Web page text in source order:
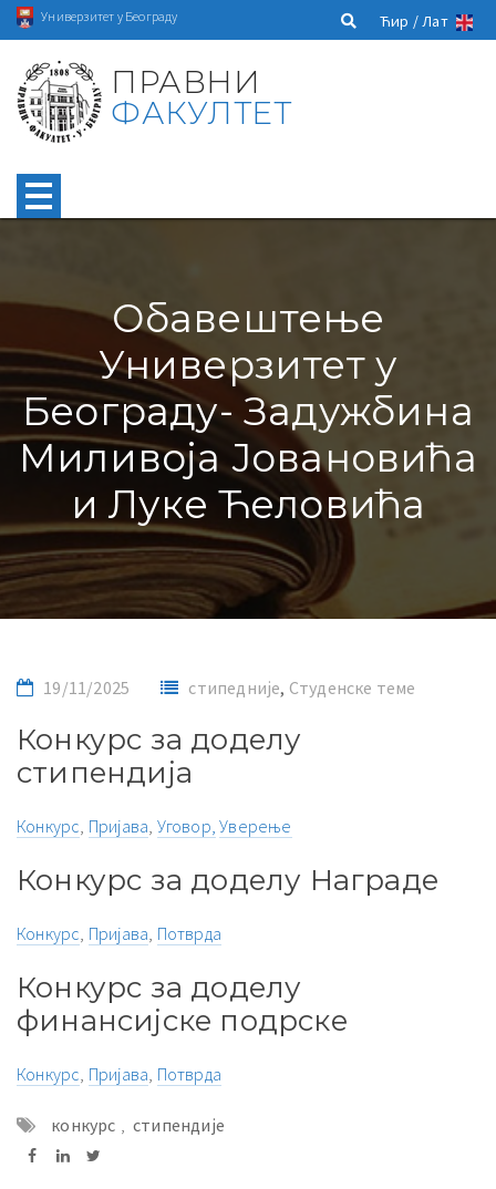
Универзитет у Београду Ћир /Лат
ПРАВНИ
ФАКУЛТЕТ
Обавештење
Универзитет у
Београду- Задужбина
Миливоја Јовановића
и Луке Ћеловића
19/11/2025 стипедније, Студенске теме
Конкурс за доделу
стипендија
Конкурс Пријава Уговор, Уверење
Конкурс за доделу Награде
Конкурс Пријава Потврда
Конкурс за доделу
финансијске подрске
Конкурс Пријава Потврда
конкурс стипендије